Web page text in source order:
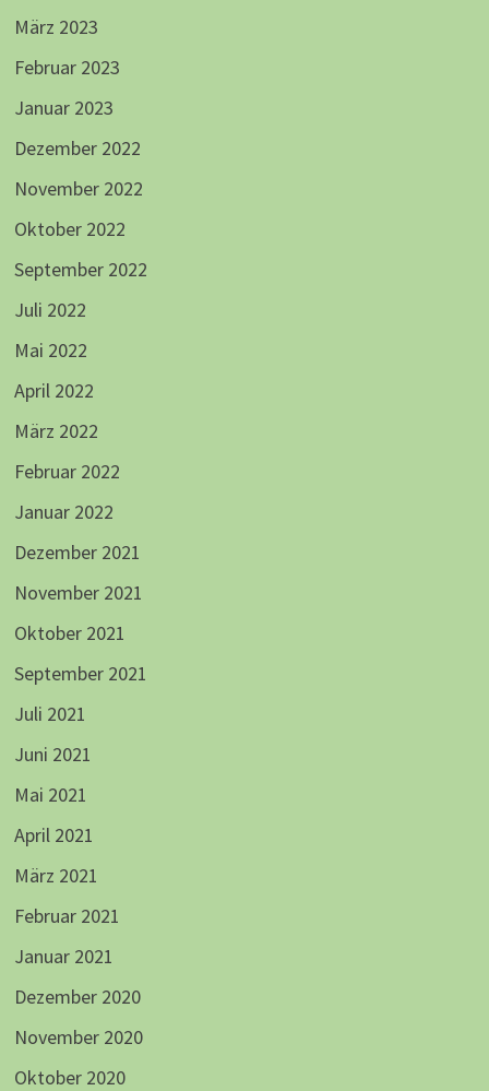
März 2023
Februar 2023
Januar 2023
Dezember 2022
November 2022
Oktober 2022
September 2022
Juli 2022
Mai 2022
April 2022
März 2022
Februar 2022
Januar 2022
Dezember 2021
November 2021
Oktober 2021
September 2021
Juli 2021
Juni 2021
Mai 2021
April 2021
März 2021
Februar 2021
Januar 2021
Dezember 2020
November 2020
Oktober 2020